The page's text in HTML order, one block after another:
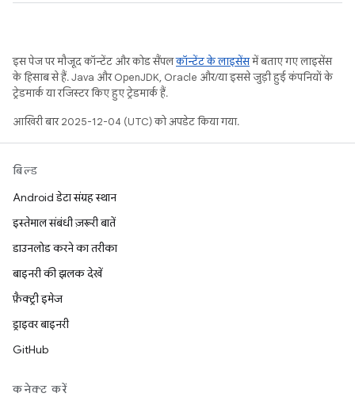
इस पेज पर मौजूद कॉन्टेंट और कोड सैंपलकॉन्टेंट के लाइसेंसमें बताए गए लाइसेंस
के हिसाब से हैं. Java और OpenJDK, Oracle और/या इससे जुड़ी हुई कंपनियों के
ट्रेडमार्क या रजिस्टर किए हुए ट्रेडमार्क हैं.
आखिरी बार 2025-12-04 (UTC) को अपडेट किया गया.
बिल्ड
Android डेटा संग्रह स्थान
इस्तेमाल संबंधी ज़रूरी बातें
डाउनलोड करने का तरीका
बाइनरी की झलक देखें
फ़ैक्ट्री इमेज
ड्राइवर बाइनरी
GitHub
कनेक्ट करें